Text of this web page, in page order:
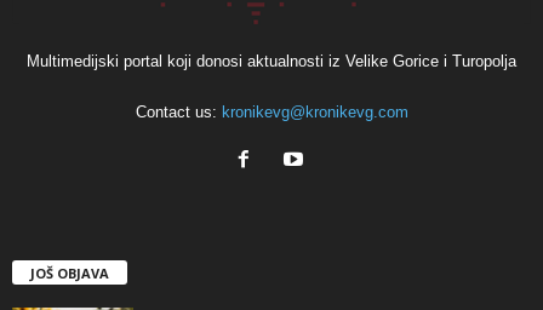
Multimedijski portal koji donosi aktualnosti iz Velike Gorice i Turopolja
Contact us: kronikevg@kronikevg.com
JOŠ OBJAVA